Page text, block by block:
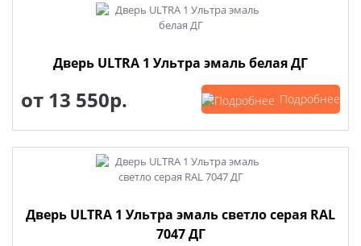
Дверь ULTRA 1 Ультра эмаль белая ДГ
от 13 550р. Подробнее
Дверь ULTRA 1 Ультра эмаль светло серая RAL
7047 ДГ